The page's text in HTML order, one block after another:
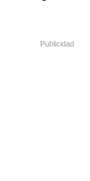
Publicidad